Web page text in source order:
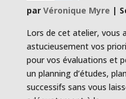
par Véronique Myre |
Lors de cet atelier, vous
astucieusement vos
pour vos évaluations et
un planning d’études,
successifs sans vous